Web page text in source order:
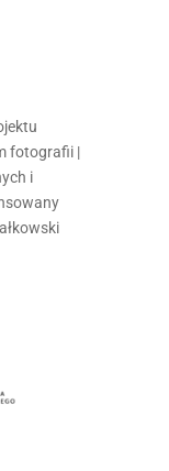
fotografii |
i